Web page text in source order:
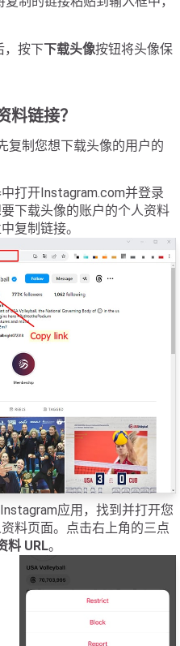
，按下下载头像按钮将头像保
链接？
复制您想下载头像的用户的
打开Instagram.com并登录
下载头像的账户的个人资料
复制链接。
应用，找到并打开您
料页面。点击右上角的三点
料 URL。